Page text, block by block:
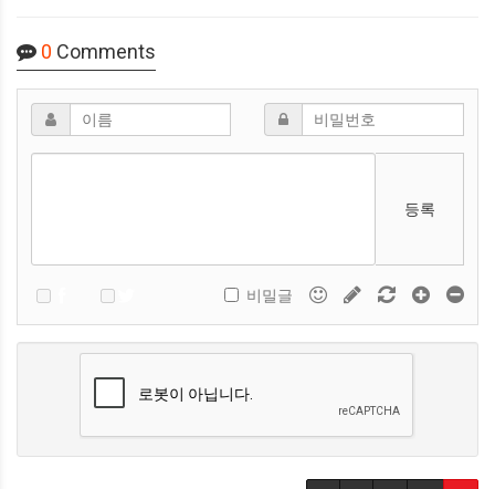
0 Comments
등록
비밀글